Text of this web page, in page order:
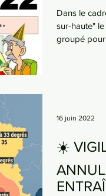
Dans le
sur-haute"
groupé pour
☀️
16 juin 2022